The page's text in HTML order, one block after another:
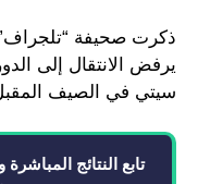
ذكرت صحيفة
يرفض الانتقال إلى
سيتي في الصيف
تابع النتائج